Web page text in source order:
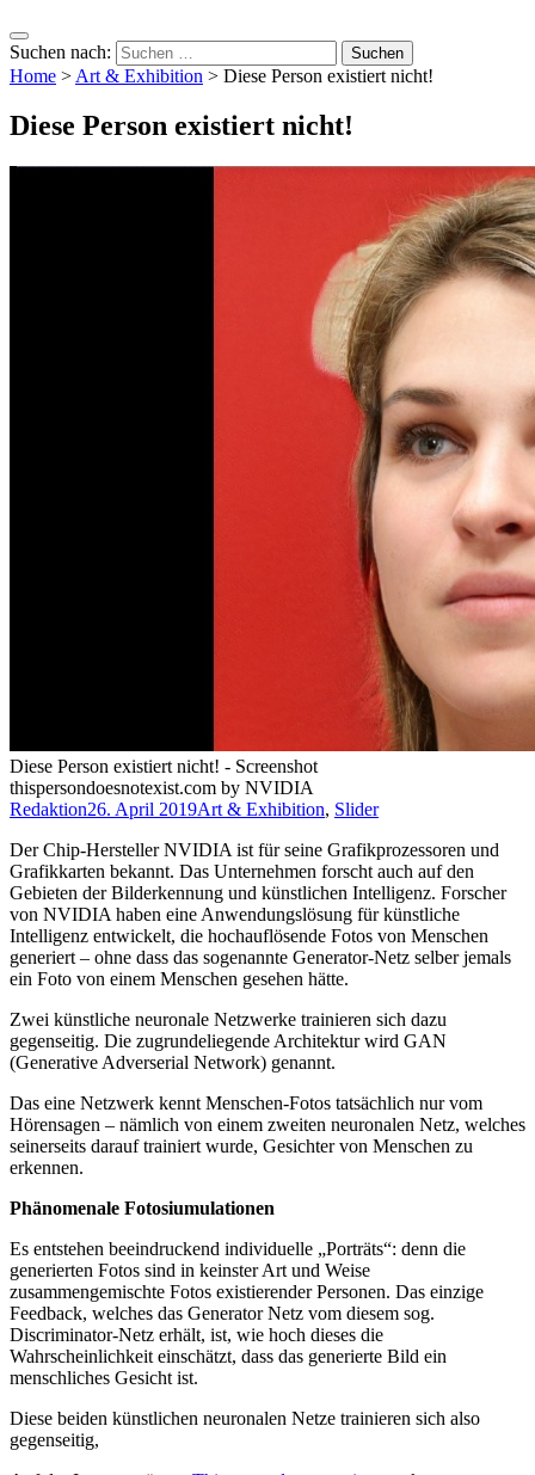
Suchen nach:
Home > Art & Exhibition > Diese Person existiert nicht!
Diese Person existiert nicht!
Diese Person existiert nicht! - Screenshot
thispersondoesnotexist.com by NVIDIA
Redaktion26. April 2019Art & Exhibition, Slider
Der Chip-Hersteller NVIDIA ist für seine Grafikprozessoren und
Grafikkarten bekannt. Das Unternehmen forscht auch auf den
Gebieten der Bilderkennung und künstlichen Intelligenz. Forscher
von NVIDIA haben eine Anwendungslösung für künstliche
Intelligenz entwickelt, die hochauflösende Fotos von Menschen
generiert – ohne dass das sogenannte Generator-Netz selber jemals
ein Foto von einem Menschen gesehen hätte.
Zwei künstliche neuronale Netzwerke trainieren sich dazu
gegenseitig. Die zugrundeliegende Architektur wird GAN
(Generative Adverserial Network) genannt.
Das eine Netzwerk kennt Menschen-Fotos tatsächlich nur vom
Hörensagen – nämlich von einem zweiten neuronalen Netz, welches
seinerseits darauf trainiert wurde, Gesichter von Menschen zu
erkennen.
Phänomenale Fotosiumulationen
Es entstehen beeindruckend individuelle „Porträts“: denn die
generierten Fotos sind in keinster Art und Weise
zusammengemischte Fotos existierender Personen. Das einzige
Feedback, welches das Generator Netz vom diesem sog.
Discriminator-Netz erhält, ist, wie hoch dieses die
Wahrscheinlichkeit einschätzt, dass das generierte Bild ein
menschliches Gesicht ist.
Diese beiden künstlichen neuronalen Netze trainieren sich also
gegenseitig,